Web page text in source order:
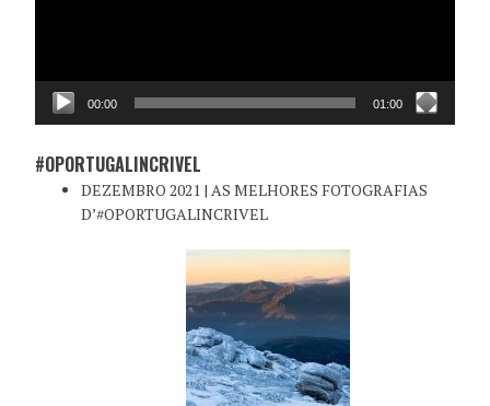
00:00 01:00
#OPORTUGALINCRIVEL
DEZEMBRO 2021 | AS MELHORES FOTOGRAFIAS
D’#OPORTUGALINCRIVEL